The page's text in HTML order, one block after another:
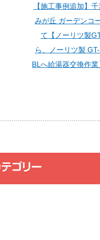
【施工事例追加】
みが丘 ガーデンコ
て【ノーリツ製
ら、ノーリツ製
BLへ給湯器交換作